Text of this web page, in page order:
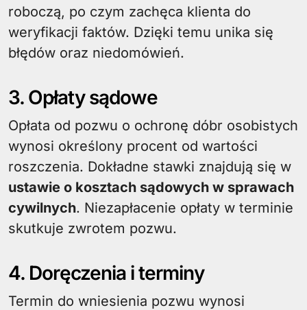
roboczą, po czym zachęca klienta do
weryfikacji faktów. Dzięki temu unika się
błędów oraz niedomówień.
3. Opłaty sądowe
Opłata od pozwu o ochronę dóbr osobistych
wynosi określony procent od wartości
roszczenia. Dokładne stawki znajdują się w
ustawie o kosztach sądowych w sprawach
cywilnych. Niezapłacenie opłaty w terminie
skutkuje zwrotem pozwu.
4. Doręczenia i terminy
Termin do wniesienia pozwu wynosi